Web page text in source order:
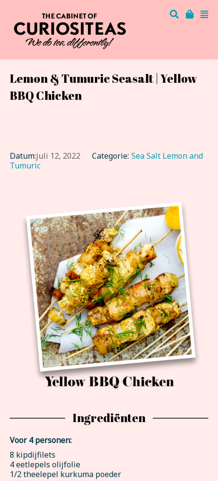
Lemon & Tumuric Seasalt | Yellow
BBQ Chicken
Datum:juli 12, 2022 Categorie: Sea Salt Lemon and
Tumuric
Ingrediënten
Voor 4 personen:
8 kipdijfilets
4 eetlepels olijfolie
1/2 theelepel kurkuma poeder